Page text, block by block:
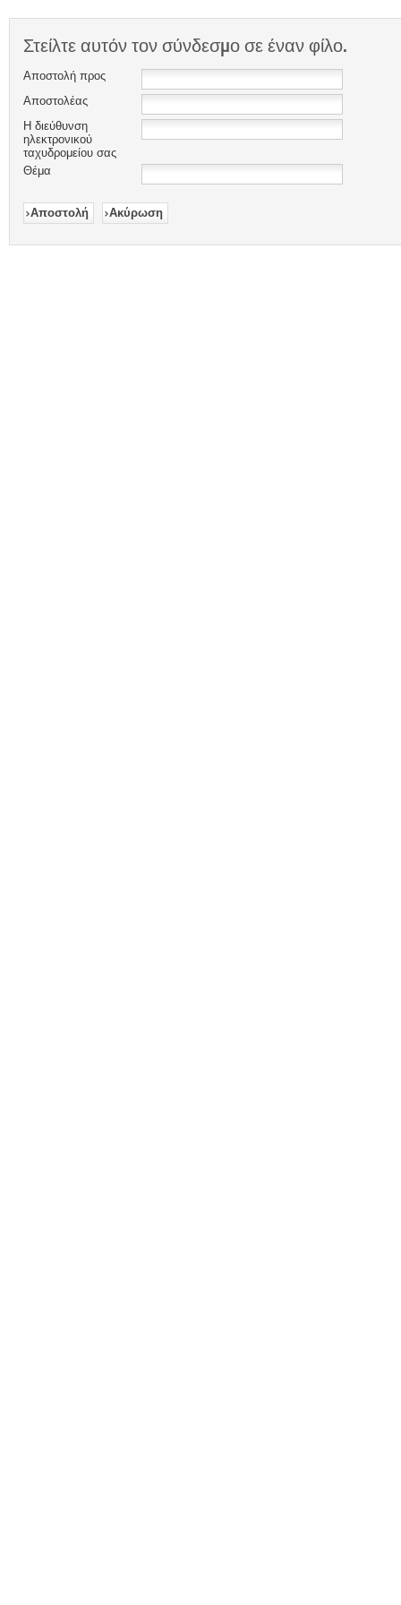
Στείλτε αυτόν τον σύνδεσμο σε έναν φίλο.
Αποστολή προς
Αποστολέας
Η διεύθυνση
ηλεκτρονικού
ταχυδρομείου σας
Θέμα
Αποστολή Ακύρωση